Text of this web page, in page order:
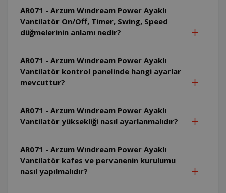
AR071 - Arzum Wındream Power Ayaklı
Vantilatör On/Off, Timer, Swing, Speed
düğmelerinin anlamı nedir?
AR071 - Arzum Wındream Power Ayaklı
Vantilatör kontrol panelinde hangi ayarlar
mevcuttur?
AR071 - Arzum Wındream Power Ayaklı
Vantilatör yüksekliği nasıl ayarlanmalıdır?
AR071 - Arzum Wındream Power Ayaklı
Vantilatör kafes ve pervanenin kurulumu
nasıl yapılmalıdır?